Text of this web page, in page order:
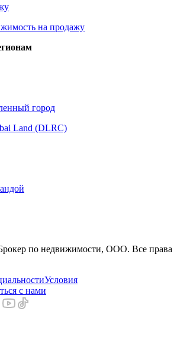
на продажу
город
Land (DLRC)
по недвижимости, ООО. Все права
Условия
с нами